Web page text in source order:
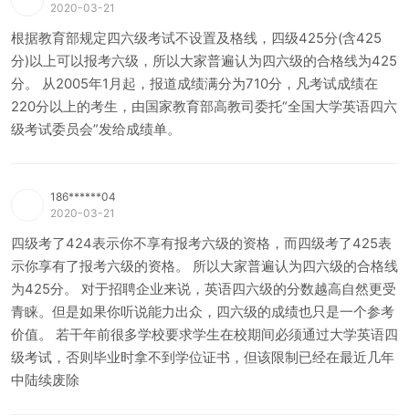
2020-03-21
根据教育部规定四六级考试不设置及格线，四级425分(含425
分)以上可以报考六级，所以大家普遍认为四六级的合格线为425
分。 从2005年1月起，报道成绩满分为710分，凡考试成绩在
220分以上的考生，由国家教育部高教司委托“全国大学英语四六
级考试委员会”发给成绩单。
186******04
2020-03-21
四级考了424表示你不享有报考六级的资格，而四级考了425表
示你享有了报考六级的资格。 所以大家普遍认为四六级的合格线
为425分。 对于招聘企业来说，英语四六级的分数越高自然更受
青睐。但是如果你听说能力出众，四六级的成绩也只是一个参考
价值。 若干年前很多学校要求学生在校期间必须通过大学英语四
级考试，否则毕业时拿不到学位证书，但该限制已经在最近几年
中陆续废除